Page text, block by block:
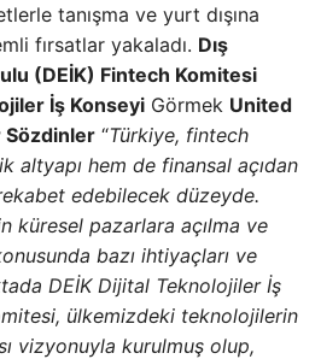
tanışma ve yurt dışına
fırsatlar yakaladı. Dış
(DEİK) Fintech Komitesi
İş Konseyi Görmek United
Sözdinler “Türkiye, fintech
altyapı hem de finansal açıdan
edebilecek düzeyde.
küresel pazarlara açılma ve
bazı ihtiyaçları ve
DEİK Dijital Teknolojiler İş
ülkemizdeki teknolojilerin
vizyonuyla kurulmuş olup,